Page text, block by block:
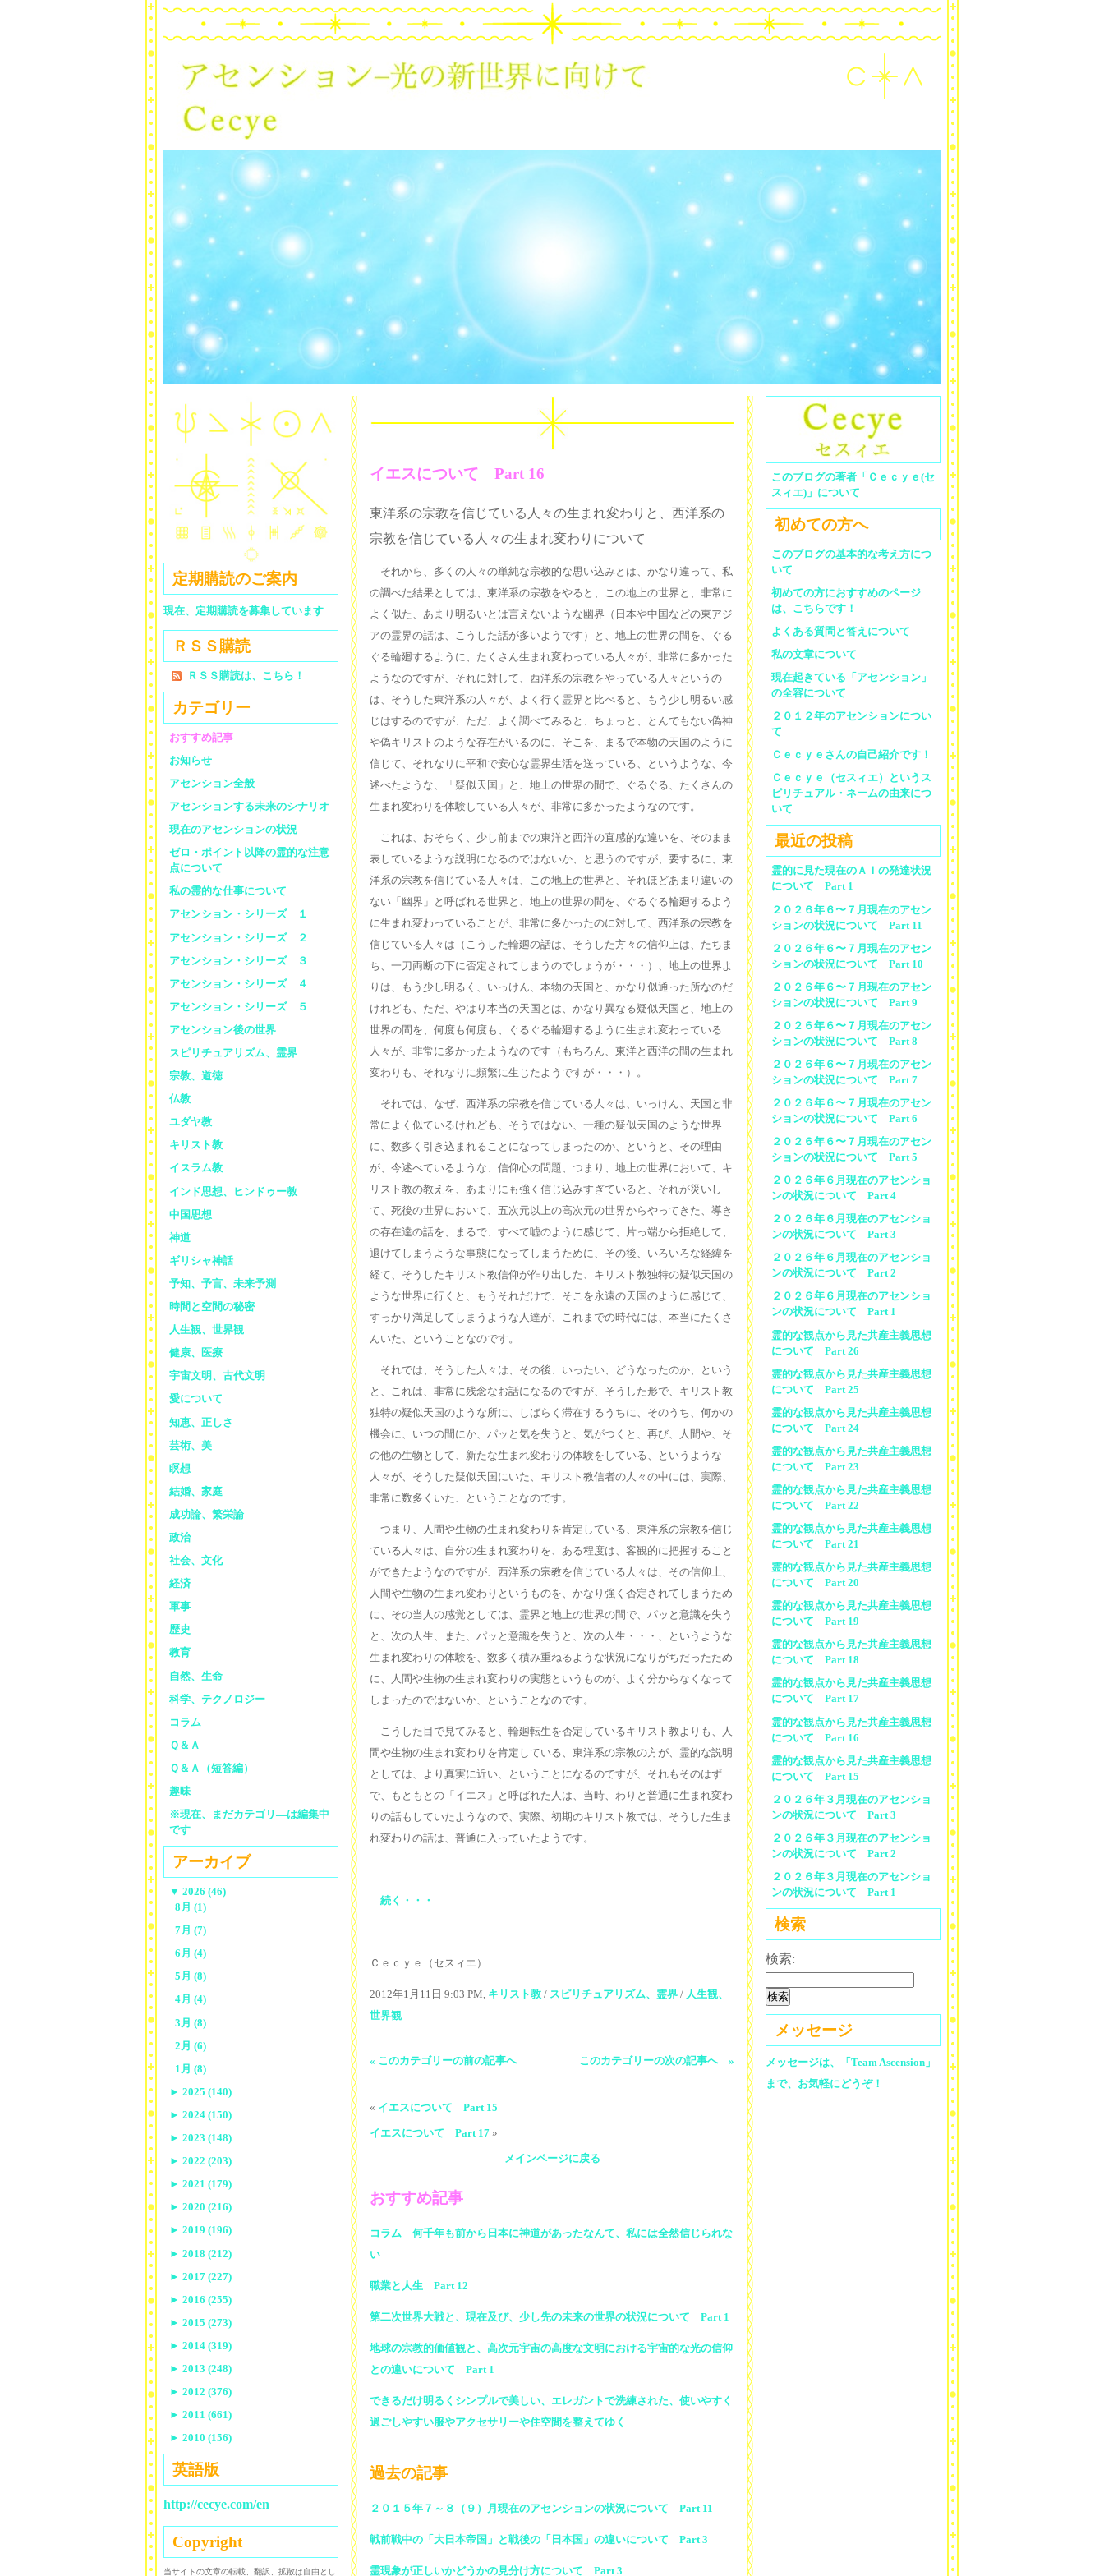
イエスについて Part 16
東洋系の宗教を信じている人々の生まれ変わりと、西洋系の
宗教を信じている人々の生まれ変わりについて
それから、多くの人々の単純な宗教的な思い込みとは、かなり違って、私
の調べた結果としては、東洋系の宗教をやると、この地上の世界と、非常に
よく似た、あまり明るいとは言えないような幽界（日本や中国などの東アジ
アの霊界の話は、こうした話が多いようです）と、地上の世界の間を、ぐる
ぐる輪廻するように、たくさん生まれ変わっている人々が、非常に多かった
ようなのですが、それに対して、西洋系の宗教をやっている人々というの
は、そうした東洋系の人々が、よく行く霊界と比べると、もう少し明るい感
じはするのですが、ただ、よく調べてみると、ちょっと、とんでもない偽神
や偽キリストのような存在がいるのに、そこを、まるで本物の天国のように
信じて、それなりに平和で安心な霊界生活を送っている、というような、今
述べたような、「疑似天国」と、地上の世界の間で、ぐるぐる、たくさんの
生まれ変わりを体験している人々が、非常に多かったようなのです。
これは、おそらく、少し前までの東洋と西洋の直感的な違いを、そのまま
表しているような説明になるのではないか、と思うのですが、要するに、東
洋系の宗教を信じている人々は、この地上の世界と、それほどあまり違いの
ない「幽界」と呼ばれる世界と、地上の世界の間を、ぐるぐる輪廻するよう
に生まれ変わっていることが、非常に多かったのに対して、西洋系の宗教を
信じている人々は（こうした輪廻の話は、そうした方々の信仰上は、たちま
ち、一刀両断の下に否定されてしまうのでしょうが・・・）、地上の世界よ
りは、もう少し明るく、いっけん、本物の天国と、かなり似通った所なのだ
けれども、ただ、やはり本当の天国とは、かなり異なる疑似天国と、地上の
世界の間を、何度も何度も、ぐるぐる輪廻するように生まれ変わっている
人々が、非常に多かったようなのです（もちろん、東洋と西洋の間の生まれ
変わりも、それなりに頻繁に生じたようですが・・・）。
それでは、なぜ、西洋系の宗教を信じている人々は、いっけん、天国と非
常によく似ているけれども、そうではない、一種の疑似天国のような世界
に、数多く引き込まれることになってしまったのか、というと、その理由
が、今述べているような、信仰心の問題、つまり、地上の世界において、キ
リスト教の教えを、あまりにも強く信じ込みすぎていると、それが災いし
て、死後の世界において、五次元以上の高次元の世界からやってきた、導き
の存在達の話を、まるで、すべて嘘のように感じて、片っ端から拒絶して、
退けてしまうような事態になってしまうために、その後、いろいろな経緯を
経て、そうしたキリスト教信仰が作り出した、キリスト教独特の疑似天国の
ような世界に行くと、もうそれだけで、そこを永遠の天国のように感じて、
すっかり満足してしまうような人達が、これまでの時代には、本当にたくさ
んいた、ということなのです。
それでは、そうした人々は、その後、いったい、どうなったのか、という
と、これは、非常に残念なお話になるのですが、そうした形で、キリスト教
独特の疑似天国のような所に、しばらく滞在するうちに、そのうち、何かの
機会に、いつの間にか、パッと気を失うと、気がつくと、再び、人間や、そ
の他の生物として、新たな生まれ変わりの体験をしている、というような
人々が、そうした疑似天国にいた、キリスト教信者の人々の中には、実際、
非常に数多くいた、ということなのです。
つまり、人間や生物の生まれ変わりを肯定している、東洋系の宗教を信じ
ている人々は、自分の生まれ変わりを、ある程度は、客観的に把握すること
ができたようなのですが、西洋系の宗教を信じている人々は、その信仰上、
人間や生物の生まれ変わりというものを、かなり強く否定されてしまうため
に、その当人の感覚としては、霊界と地上の世界の間で、パッと意識を失う
と、次の人生、また、パッと意識を失うと、次の人生・・・、というような
生まれ変わりの体験を、数多く積み重ねるような状況になりがちだったため
に、人間や生物の生まれ変わりの実態というものが、よく分からなくなって
しまったのではないか、ということなのです。
こうした目で見てみると、輪廻転生を否定しているキリスト教よりも、人
間や生物の生まれ変わりを肯定している、東洋系の宗教の方が、霊的な説明
としては、より真実に近い、ということになるのですが、それもそのはず
で、もともとの「イエス」と呼ばれた人は、当時、わりと普通に生まれ変わ
りの話もしていたようなので、実際、初期のキリスト教では、そうした生ま
れ変わりの話は、普通に入っていたようです。
続く・・・
Ｃｅｃｙｅ（セスィエ）
2012年1月11日 9:03 PM, キリスト教 / スピリチュアリズム、霊界 / 人生観、
世界観
« このカテゴリーの前の記事へ このカテゴリーの次の記事へ »
« イエスについて Part 15
イエスについて Part 17 »
メインページに戻る
おすすめ記事
コラム 何千年も前から日本に神道があったなんて、私には全然信じられな
い
職業と人生 Part 12
第二次世界大戦と、現在及び、少し先の未来の世界の状況について Part 1
地球の宗教的価値観と、高次元宇宙の高度な文明における宇宙的な光の信仰
との違いについて Part 1
できるだけ明るくシンプルで美しい、エレガントで洗練された、使いやすく
過ごしやすい服やアクセサリーや住空間を整えてゆく
過去の記事
２０１５年７～８（９）月現在のアセンションの状況について Part 11
戦前戦中の「大日本帝国」と戦後の「日本国」の違いについて Part 3
霊現象が正しいかどうかの見分け方について Part 3
このブログの著者「Ｃｅｃｙｅ(セ
スィエ)」について
初めての方へ
このブログの基本的な考え方につ
いて
初めての方におすすめのページ
は、こちらです！
よくある質問と答えについて
私の文章について
現在起きている「アセンション」
の全容について
２０１２年のアセンションについ
て
Ｃｅｃｙｅさんの自己紹介です！
Ｃｅｃｙｅ（セスィエ）というス
ピリチュアル・ネームの由来につ
いて
最近の投稿
霊的に見た現在のＡＩの発達状況
について Part 1
２０２６年６〜７月現在のアセン
ションの状況について Part 11
２０２６年６〜７月現在のアセン
ションの状況について Part 10
２０２６年６〜７月現在のアセン
ションの状況について Part 9
２０２６年６〜７月現在のアセン
ションの状況について Part 8
２０２６年６〜７月現在のアセン
ションの状況について Part 7
２０２６年６〜７月現在のアセン
ションの状況について Part 6
２０２６年６〜７月現在のアセン
ションの状況について Part 5
２０２６年６月現在のアセンショ
ンの状況について Part 4
２０２６年６月現在のアセンショ
ンの状況について Part 3
２０２６年６月現在のアセンショ
ンの状況について Part 2
２０２６年６月現在のアセンショ
ンの状況について Part 1
霊的な観点から見た共産主義思想
について Part 26
霊的な観点から見た共産主義思想
について Part 25
霊的な観点から見た共産主義思想
について Part 24
霊的な観点から見た共産主義思想
について Part 23
霊的な観点から見た共産主義思想
について Part 22
霊的な観点から見た共産主義思想
について Part 21
霊的な観点から見た共産主義思想
について Part 20
霊的な観点から見た共産主義思想
について Part 19
霊的な観点から見た共産主義思想
について Part 18
霊的な観点から見た共産主義思想
について Part 17
霊的な観点から見た共産主義思想
について Part 16
霊的な観点から見た共産主義思想
について Part 15
２０２６年３月現在のアセンショ
ンの状況について Part 3
２０２６年３月現在のアセンショ
ンの状況について Part 2
２０２６年３月現在のアセンショ
ンの状況について Part 1
検索
検索:
メッセージ
メッセージは、「Team Ascension」
まで、お気軽にどうぞ！
定期購読のご案内
現在、定期購読を募集しています
ＲＳＳ購読
ＲＳＳ購読は、こちら！
カテゴリー
おすすめ記事
お知らせ
アセンション全般
アセンションする未来のシナリオ
現在のアセンションの状況
ゼロ・ポイント以降の霊的な注意
点について
私の霊的な仕事について
アセンション・シリーズ １
アセンション・シリーズ ２
アセンション・シリーズ ３
アセンション・シリーズ ４
アセンション・シリーズ ５
アセンション後の世界
スピリチュアリズム、霊界
宗教、道徳
仏教
ユダヤ教
キリスト教
イスラム教
インド思想、ヒンドゥー教
中国思想
神道
ギリシャ神話
予知、予言、未来予測
時間と空間の秘密
人生観、世界観
健康、医療
宇宙文明、古代文明
愛について
知恵、正しさ
芸術、美
瞑想
結婚、家庭
成功論、繁栄論
政治
社会、文化
経済
軍事
歴史
教育
自然、生命
科学、テクノロジー
コラム
Ｑ＆Ａ
Ｑ＆Ａ（短答編）
趣味
※現在、まだカテゴリ—は編集中
です
アーカイブ
▼ 2026 (46)
8月 (1)
7月 (7)
6月 (4)
5月 (8)
4月 (4)
3月 (8)
2月 (6)
1月 (8)
► 2025 (140)
► 2024 (150)
► 2023 (148)
► 2022 (203)
► 2021 (179)
► 2020 (216)
► 2019 (196)
► 2018 (212)
► 2017 (227)
► 2016 (255)
► 2015 (273)
► 2014 (319)
► 2013 (248)
► 2012 (376)
► 2011 (661)
► 2010 (156)
英語版
http://cecye.com/en
Copyright
当サイトの文章の転載、翻訳、拡散は自由とし